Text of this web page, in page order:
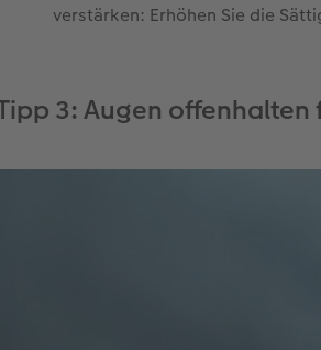
verstärken: Erhöhen Sie die
3: Augen offenhalten